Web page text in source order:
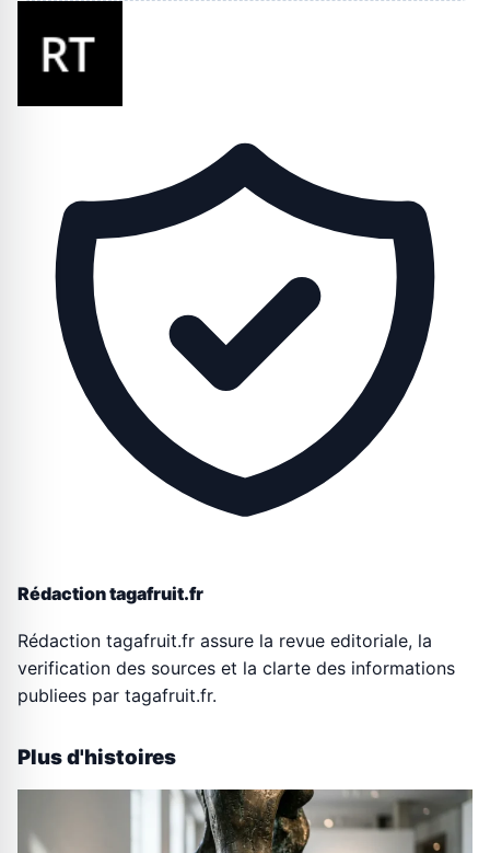
Rédaction tagafruit.fr
Rédaction tagafruit.fr assure la revue editoriale, la
verification des sources et la clarte des informations
publiees par tagafruit.fr.
Plus d'histoires